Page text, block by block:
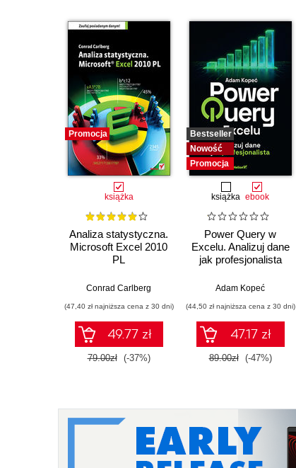
Promocja
książka
Analiza statystyczna.
Microsoft Excel 2010
PL
Conrad Carlberg
(47,40 zł najniższa cena z 30 dni)
49.77 zł
79.00zł (-37%)
Bestseller
Nowość
Promocja
książka ebook
Power Query w
Excelu. Analizuj dane
jak profesjonalista
Adam Kopeć
(44,50 zł najniższa cena z 30 dni)
47.17 zł
89.00zł (-47%)